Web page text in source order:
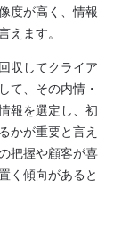
度が高く、情報
ます。
収してクライア
て、その内情・
報を選定し、初
かが重要と言え
把握や顧客が喜
く傾向があると